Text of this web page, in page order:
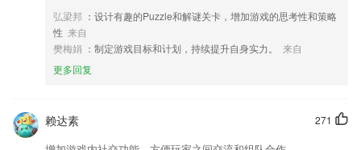
弘梁邦 ：设计有趣的Puzzle和解谜关卡，增加游戏的思考性和策略
性 来自
樊梅娟 ：制定游戏目标和计划，持续提升自身实力。
来自
更多回复
271
赖达素